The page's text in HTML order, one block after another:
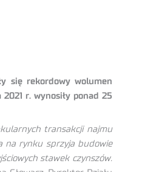
się rekordowy wolumen
r. wynosiły ponad 25
transakcji najmu
na rynku sprzyja budowie
stawek czynszów.